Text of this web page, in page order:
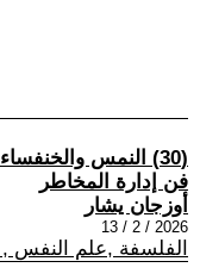
(30) النمس
فن إدارة المخاطر
أوزجان يشار
2026 / 2 / 13
الفلسفة ,علم النفس ,